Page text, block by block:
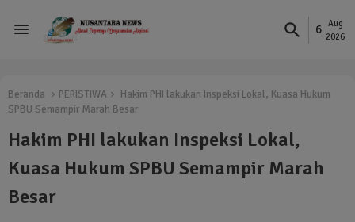
6
Aug
2026
Beranda PERISTIWA
Hakim PHI lakukan Inspeksi Lokal, Kuasa Hukum
SPBU Semampir Marah Besar
Hakim PHI lakukan Inspeksi Lokal,
Kuasa Hukum SPBU Semampir Marah
Besar